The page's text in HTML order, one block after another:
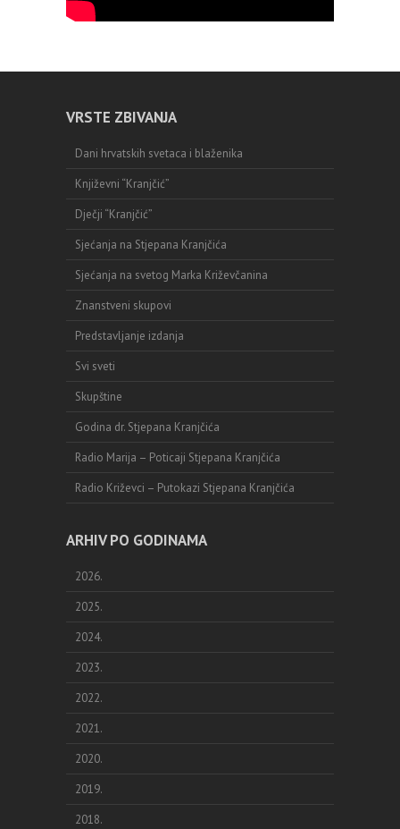
VRSTE ZBIVANJA
Dani hrvatskih svetaca i blaženika
Književni “Kranjčić”
Dječji “Kranjčić”
Sjećanja na Stjepana Kranjčića
Sjećanja na svetog Marka Križevčanina
Znanstveni skupovi
Predstavljanje izdanja
Svi sveti
Skupštine
Godina dr. Stjepana Kranjčića
Radio Marija – Poticaji Stjepana Kranjčića
Radio Križevci – Putokazi Stjepana Kranjčića
ARHIV PO GODINAMA
2026.
2025.
2024.
2023.
2022.
2021.
2020.
2019.
2018.